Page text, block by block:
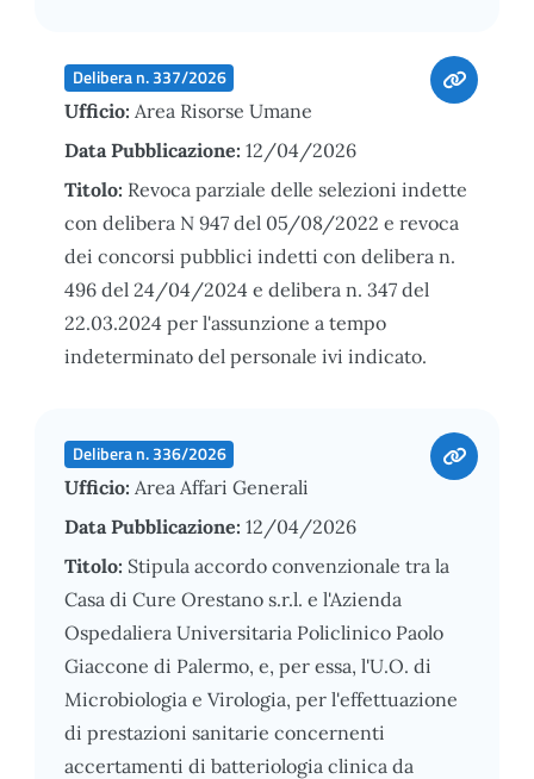
Delibera n. 337/2026
Ufficio: Area Risorse Umane
Data Pubblicazione: 12/04/2026
Titolo: Revoca parziale delle selezioni indette
con delibera N 947 del 05/08/2022 e revoca
dei concorsi pubblici indetti con delibera n.
496 del 24/04/2024 e delibera n. 347 del
22.03.2024 per l'assunzione a tempo
indeterminato del personale ivi indicato.
Delibera n. 336/2026
Ufficio: Area Affari Generali
Data Pubblicazione: 12/04/2026
Titolo: Stipula accordo convenzionale tra la
Casa di Cure Orestano s.r.l. e l'Azienda
Ospedaliera Universitaria Policlinico Paolo
Giaccone di Palermo, e, per essa, l'U.O. di
Microbiologia e Virologia, per l'effettuazione
di prestazioni sanitarie concernenti
accertamenti di batteriologia clinica da